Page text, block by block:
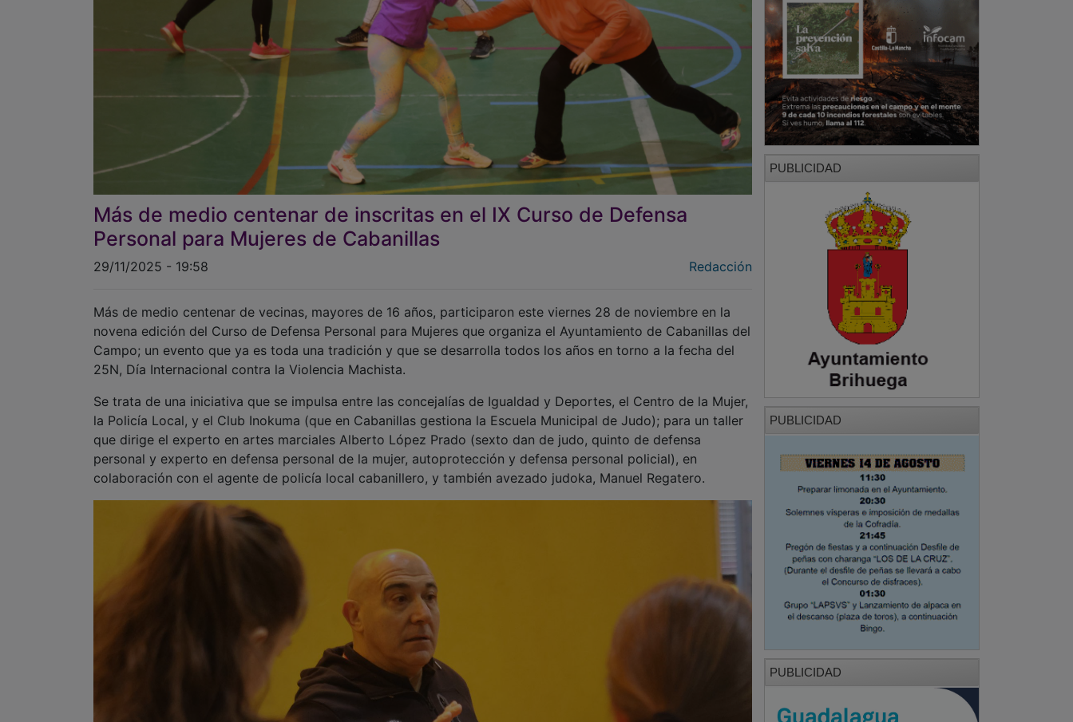
Más de medio centenar de inscritas en el IX Curso de Defensa
Personal para Mujeres de Cabanillas
29/11/2025 - 19:58
Más de medio centenar de vecinas, mayores de 16 años, participaron este viernes 28 de noviembre en la
novena edición del Curso de Defensa Personal para Mujeres que organiza el Ayuntamiento de Cabanillas del
25N, Día Internacional contra la Violencia Machista.
Se trata de una iniciativa que se impulsa entre las concejalías de Igualdad y Deportes, el Centro de la Mujer,
la Policía Local, y el Club Inokuma (que en Cabanillas gestiona la Escuela Municipal de Judo); para un taller
que dirige el experto en artes marciales Alberto López Prado (sexto dan de judo, quinto de defensa
personal y experto en defensa personal de la mujer, autoprotección y defensa personal policial), en
colaboración con el agente de policía local cabanillero, y también avezado judoka, Manuel Regatero.
PUBLICIDAD
PUBLICIDAD
PUBLICIDAD